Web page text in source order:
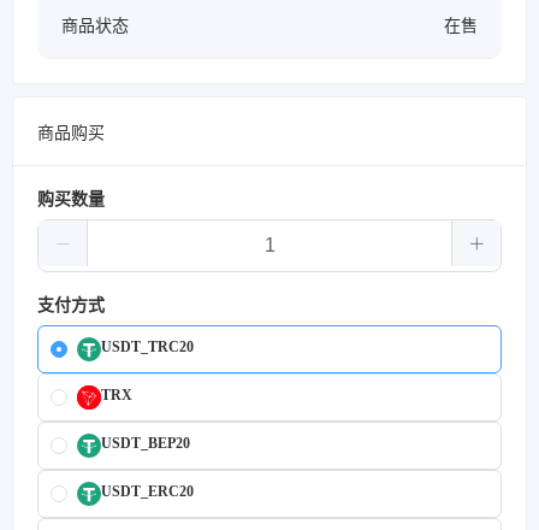
商品状态 在售
商品购买
购买数量
支付方式
USDT_TRC20
TRX
USDT_BEP20
USDT_ERC20